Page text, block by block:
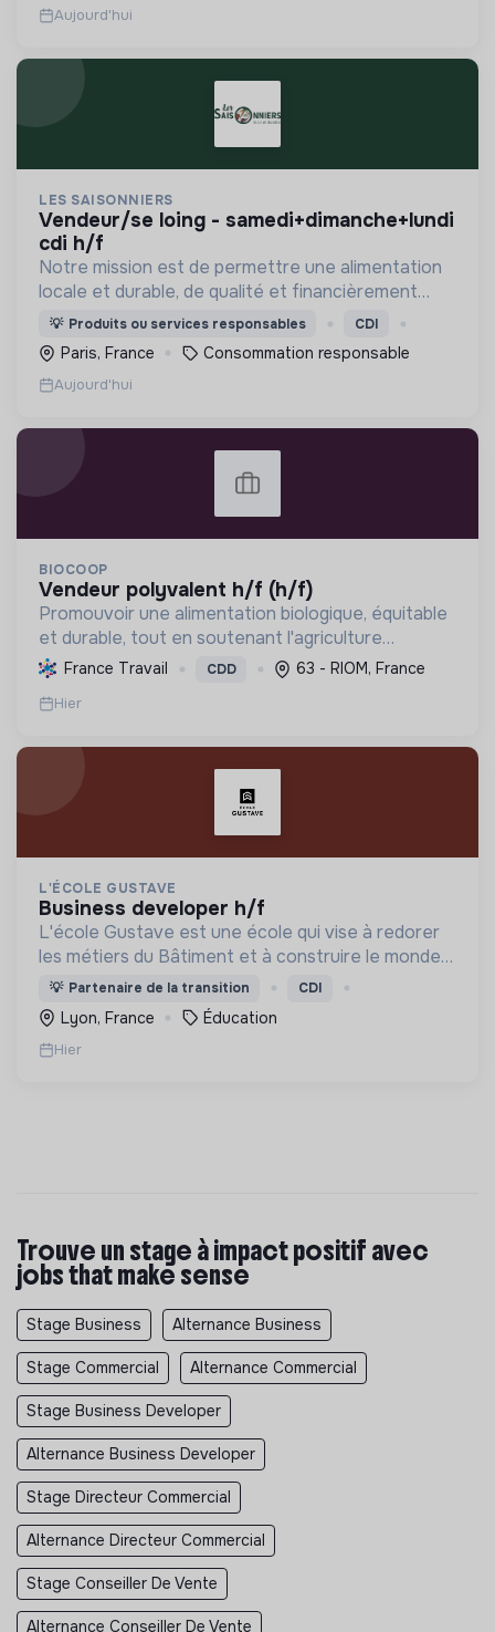
Aujourd'hui
LES SAISONNIERS
vendeur/se loing - samedi+dimanche+lundi
cdi h/f
Notre mission est de permettre une alimentation
locale et durable, de qualité et financièrement
abordable.
💡 Produits ou services responsables CDI
Paris, France Consommation responsable
Aujourd'hui
BIOCOOP
vendeur polyvalent h/f (h/f)
Promouvoir une alimentation biologique, équitable
et durable, tout en soutenant l'agriculture
paysanne, en réduisant les déchets et en agissant
pour une société plus juste et solidaire.
France Travail CDD 63 - RIOM, France
Hier
L'ÉCOLE GUSTAVE
business developer h/f
L'école Gustave est une école qui vise à redorer
les métiers du Bâtiment et à construire le monde
de demain. Notre ESS recrute ses apprenants en
fonction de leur motivation et non de leur diplôme.
💡 Partenaire de la transition CDI
Lyon, France Éducation
Hier
Trouve un stage à impact positif avec
jobs that make sense
Stage Business Alternance Business
Stage Commercial Alternance Commercial
Stage Business Developer
Alternance Business Developer
Stage Directeur Commercial
Alternance Directeur Commercial
Stage Conseiller De Vente
Alternance Conseiller De Vente